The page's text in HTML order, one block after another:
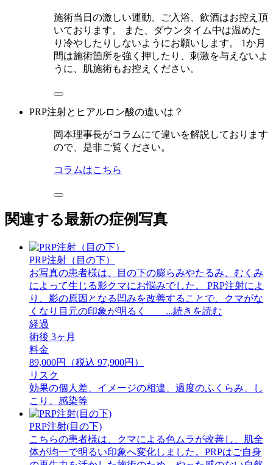
施術当日の激しい運動、ご入浴、飲酒はお控え頂
いております。 また、ダウンタイム中は温めた
り冷やしたりしないようにお願いします。 1か月
間は施術箇所を強く押したり、刺激を与えないよ
うに、肌施術もお控えください。
PRP注射とヒアルロン酸の違いは？
岡本理事長がコラムにて違いを解説しております
ので、是非ご覧ください。
コラムはこちら
関連する最新の症例写真
PRP注射（目の下）
お写真の患者様は、目の下の膨らみやたるみ、むくみ
によって生じる影クマにお悩みでした。 PRP注射によ
り、影の原因となる凹みを改善することで、クマがな
くなり目元の印象が明るく ...続きを読む
経過
術後 3ヶ月
料金
89,000円（税込 97,900円）
リスク
効果の個人差、イメージの相違、過度のふくらみ、し
こり、感染等
PRP注射(目の下)
こちらの患者様は、クマによる色ムラが改善し、肌全
体が均一で明るい印象へ変化しました。PRPはご自身